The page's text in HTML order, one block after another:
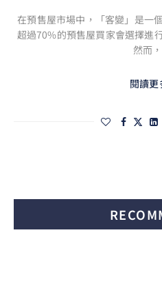
在預售屋市場中，「客變」是一
超過70%的預售屋買家會選擇進
然而
閱讀更